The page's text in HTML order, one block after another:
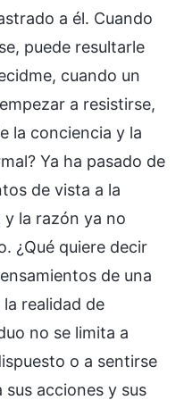
a él. Cuando
puede resultarle
cuando un
a resistirse,
la conciencia y la
Ya ha pasado de
de vista a la
la razón ya no
¿Qué quiere decir
de una
realidad de
no se limita a
o a sentirse
acciones y sus